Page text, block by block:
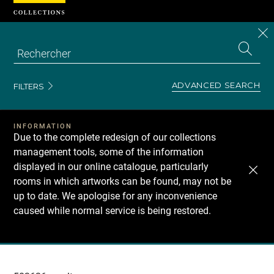
FILTERS ADVANCED SEARCH
INFORMATION
Due to the complete redesign of our collections
management tools, some of the information
displayed in our online catalogue, particularly
rooms in which artworks can be found, may not be
up to date. We apologise for any inconvenience
caused while normal service is being restored.
Recherche
Cookies management panel